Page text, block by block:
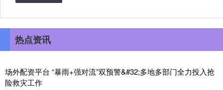
热点资讯
场外配资平台 “暴雨+强对流”双预警&#32;多地多部门全力投入抢
险救灾工作